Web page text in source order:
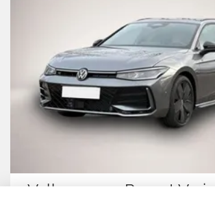
Volkswagen Passat